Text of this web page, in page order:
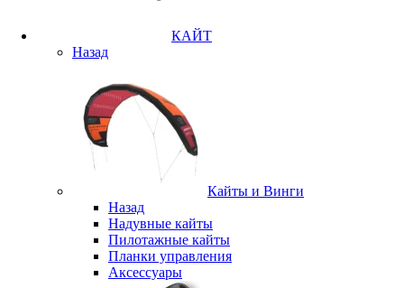
КАЙТ
Назад
Кайты и Винги
Назад
Надувные кайты
Пилотажные кайты
Планки управления
Аксессуары